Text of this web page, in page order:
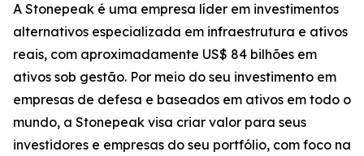
A Stonepeak é uma empresa líder em investimentos
alternativos especializada em infraestrutura e ativos
reais, com aproximadamente US$ 84 bilhões em
ativos sob gestão. Por meio do seu investimento em
empresas de defesa e baseados em ativos em todo o
mundo, a Stonepeak visa criar valor para seus
investidores e empresas do seu portfólio, com foco na